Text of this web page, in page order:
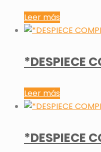
Leer más
*DESPIECE
Leer más
*DESPIECE